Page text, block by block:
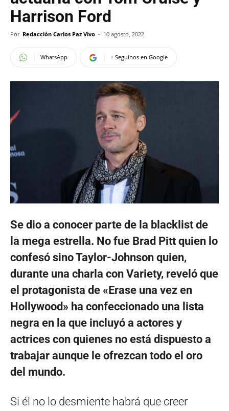
Harrison Ford
Por Redacción Carlos Paz Vivo - 10 agosto, 2022
WhatsApp + Seguinos en Google
Se dio a conocer parte de la blacklist de
la mega estrella. No fue Brad Pitt quien lo
confesó sino Taylor-Johnson quien,
durante una charla con Variety, reveló que
el protagonista de «Erase una vez en
Hollywood» ha confeccionado una lista
negra en la que incluyó a actores y
actrices con quienes no está dispuesto a
trabajar aunque le ofrezcan todo el oro
del mundo.
Si él no lo desmiente habrá que creer